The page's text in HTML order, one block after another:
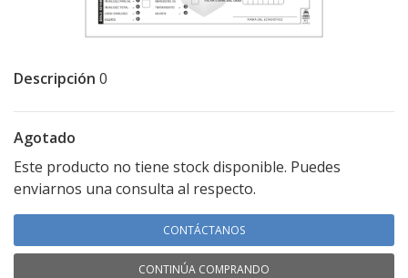
Descripción 0
Agotado
Este producto no tiene stock disponible. Puedes
enviarnos una consulta al respecto.
CONTÁCTANOS
CONTINÚA COMPRANDO